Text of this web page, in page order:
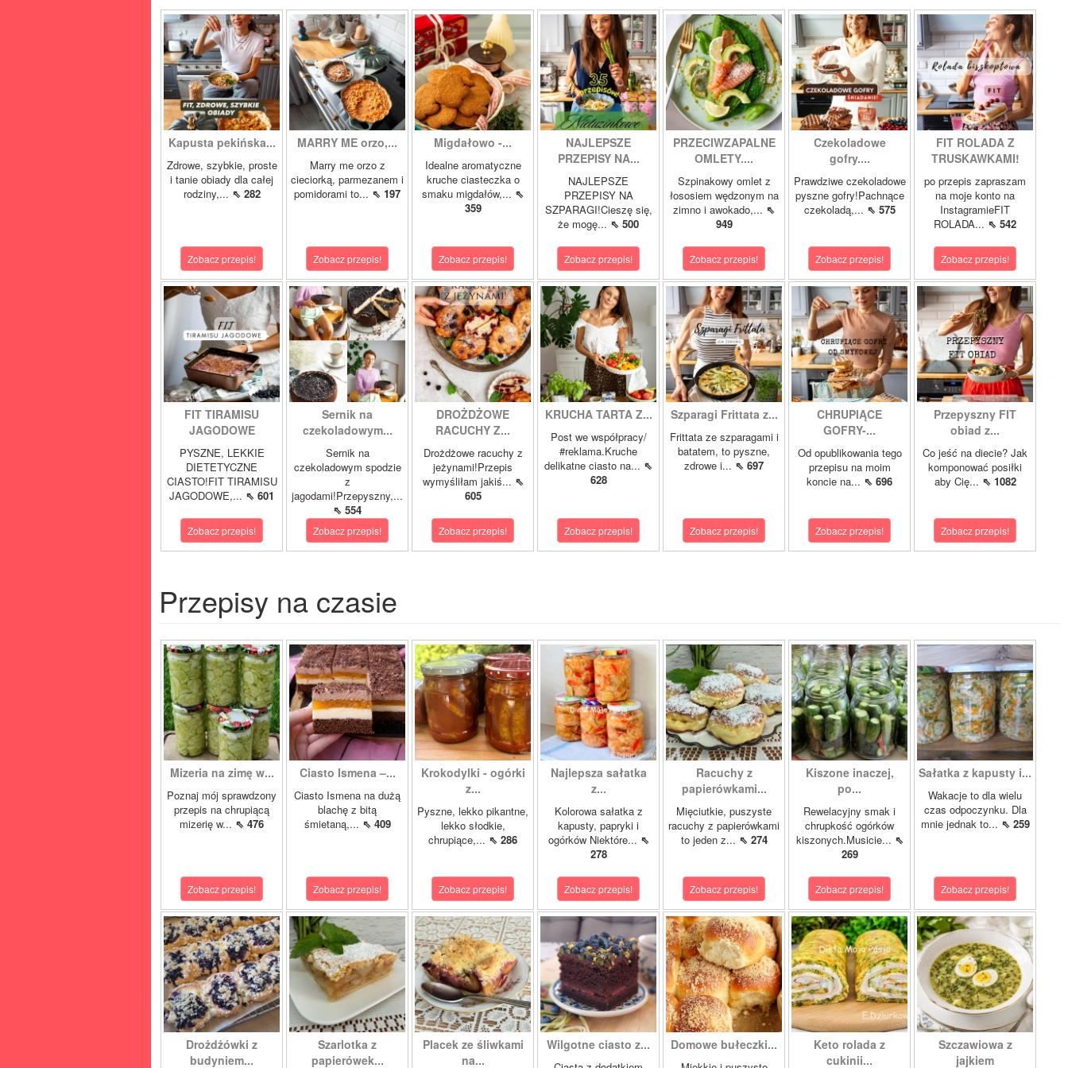
Kapusta pekińska...
Zdrowe, szybkie, proste
i tanie obiady dla całej
rodziny,... ⇖ 282
Zobacz przepis!
MARRY ME orzo,...
Marry me orzo z
cieciorką, parmezanem i
pomidorami to... ⇖ 197
Zobacz przepis!
Migdałowo -...
Idealne aromatyczne
kruche ciasteczka o
smaku migdałów,... ⇖
359
Zobacz przepis!
NAJLEPSZE
PRZEPISY NA...
NAJLEPSZE
PRZEPISY NA
SZPARAGI!Cieszę się,
że mogę... ⇖ 500
Zobacz przepis!
PRZECIWZAPALNE
OMLETY....
Szpinakowy omlet z
łososiem wędzonym na
zimno i awokado,... ⇖
949
Zobacz przepis!
Czekoladowe
gofry....
Prawdziwe czekoladowe
pyszne gofry!Pachnące
czekoladą,... ⇖ 575
Zobacz przepis!
FIT ROLADA Z
TRUSKAWKAMI!
po przepis zapraszam
na moje konto na
InstagramieFIT
ROLADA... ⇖ 542
Zobacz przepis!
FIT TIRAMISU
JAGODOWE
PYSZNE, LEKKIE
DIETETYCZNE
CIASTO!FIT TIRAMISU
JAGODOWE,... ⇖ 601
Zobacz przepis!
Sernik na
czekoladowym...
Sernik na
czekoladowym spodzie
z
jagodami!Przepyszny,...
⇖ 554
Zobacz przepis!
DROŻDŻOWE
RACUCHY Z...
Drożdżowe racuchy z
jeżynami!Przepis
wymyśliłam jakiś... ⇖
605
Zobacz przepis!
KRUCHA TARTA Z...
Post we współpracy/
#reklama.Kruche
delikatne ciasto na... ⇖
628
Zobacz przepis!
Szparagi Frittata z...
Frittata ze szparagami i
batatem, to pyszne,
zdrowe i... ⇖ 697
Zobacz przepis!
CHRUPIĄCE
GOFRY-...
Od opublikowania tego
przepisu na moim
koncie na... ⇖ 696
Zobacz przepis!
Przepyszny FIT
obiad z...
Co jeść na diecie? Jak
komponować posiłki
aby Cię... ⇖ 1082
Zobacz przepis!
Przepisy na czasie
Mizeria na zimę w...
Poznaj mój sprawdzony
przepis na chrupiącą
mizerię w... ⇖ 476
Zobacz przepis!
Ciasto Ismena –...
Ciasto Ismena na dużą
blachę z bitą
śmietaną,... ⇖ 409
Zobacz przepis!
Krokodylki - ogórki
z...
Pyszne, lekko pikantne,
lekko słodkie,
chrupiące,... ⇖ 286
Zobacz przepis!
Najlepsza sałatka
z...
Kolorowa sałatka z
kapusty, papryki i
ogórków Niektóre... ⇖
278
Zobacz przepis!
Racuchy z
papierówkami...
Mięciutkie, puszyste
racuchy z papierówkami
to jeden z... ⇖ 274
Zobacz przepis!
Kiszone inaczej,
po...
Rewelacyjny smak i
chrupkość ogórków
kiszonych.Musicie... ⇖
269
Zobacz przepis!
Sałatka z kapusty i...
Wakacje to dla wielu
czas odpoczynku. Dla
mnie jednak to... ⇖ 259
Zobacz przepis!
Drożdżówki z
budyniem...
Szarlotka z
papierówek...
Placek ze śliwkami
na...
Wilgotne ciasto z... Domowe bułeczki...
Keto rolada z
cukinii...
Szczawiowa z
jajkiem